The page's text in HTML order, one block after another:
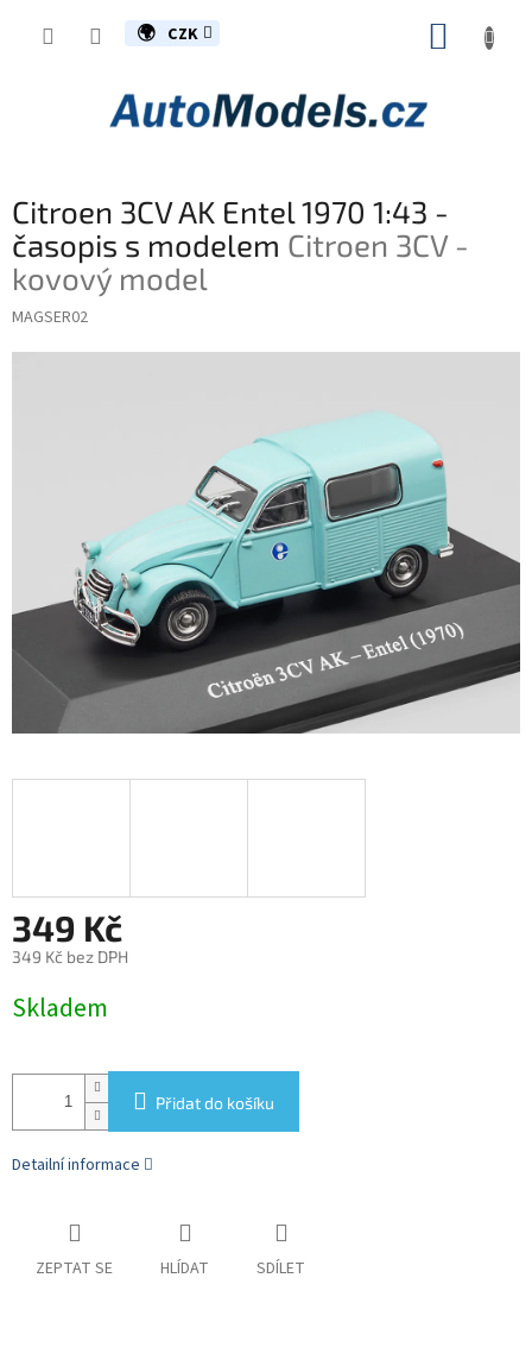
CZK
Citroen 3CV AK Entel 1970 1:43 -
časopis s modelem Citroen 3CV -
kovový model
MAGSER02
349 Kč
349 Kč bez DPH
cena:
Skladem
Přidat do košíku
Detailní informace
ZEPTAT SE HLÍDAT SDÍLET